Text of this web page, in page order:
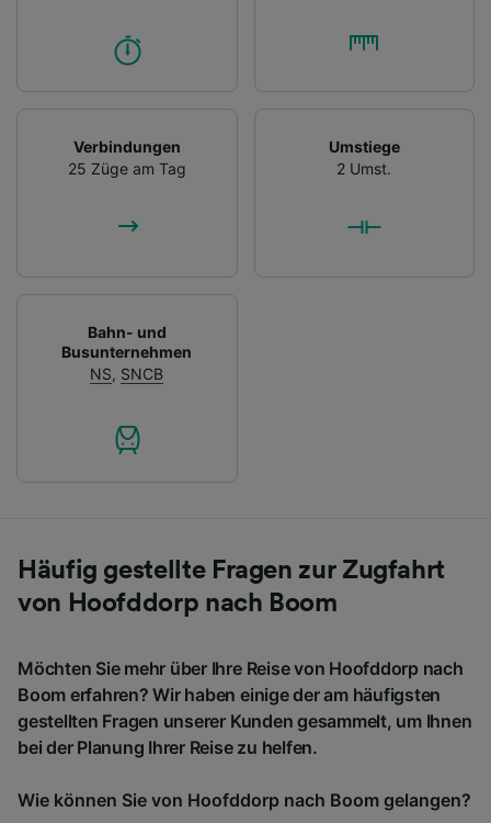
Verbindungen
25 Züge am Tag
Umstiege
2 Umst.
Bahn- und
Busunternehmen
NS, SNCB
Häufig gestellte Fragen zur Zugfahrt
von Hoofddorp nach Boom
Möchten Sie mehr über Ihre Reise von Hoofddorp nach
Boom erfahren? Wir haben einige der am häufigsten
gestellten Fragen unserer Kunden gesammelt, um Ihnen
bei der Planung Ihrer Reise zu helfen.
Wie können Sie von Hoofddorp nach Boom gelangen?